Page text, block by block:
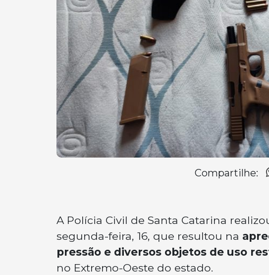
Compartilhe:
A Polícia Civil de Santa Catarina
segunda-feira, 16, que resultou na
pressão e diversos objetos de uso
no Extremo-Oeste do estado.